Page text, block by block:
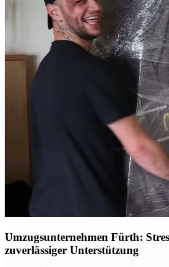
Umzugsunternehmen Fürth:
zuverlässiger Unterstützung